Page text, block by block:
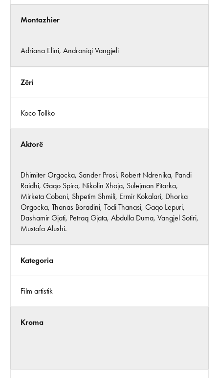
Montazhier
Adriana Elini, Androniqi Vangjeli
Zëri
Koco Tollko
Aktorë
Dhimiter Orgocka, Sander Prosi, Robert Ndrenika, Pandi
Raidhi, Gaqo Spiro, Nikolin Xhoja, Sulejman Pitarka,
Mirketa Cobani, Shpetim Shmili, Ermir Kokalari, Dhorka
Orgocka, Thanas Boradini, Todi Thanasi, Gaqo Lepuri,
Dashamir Gjati, Petraq Gjata, Abdulla Duma, Vangjel Sotiri,
Mustafa Alushi.
Kategoria
Film artistik
Kroma